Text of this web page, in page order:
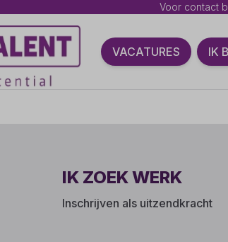
Voor contact
VACATURES IK
IK ZOEK WERK
Inschrijven als uitzendkracht